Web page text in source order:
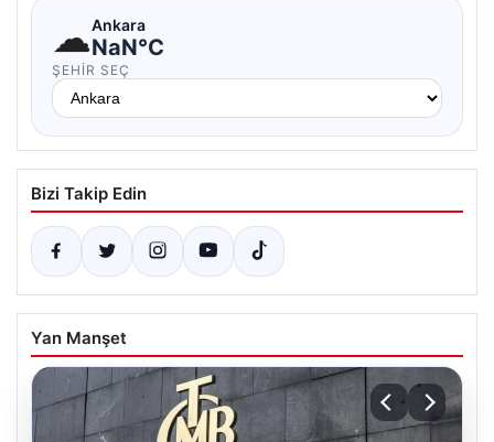
☁Ankara
NaN°C
ŞEHIR SEÇ
Bizi Takip Edin
Yan Manşet